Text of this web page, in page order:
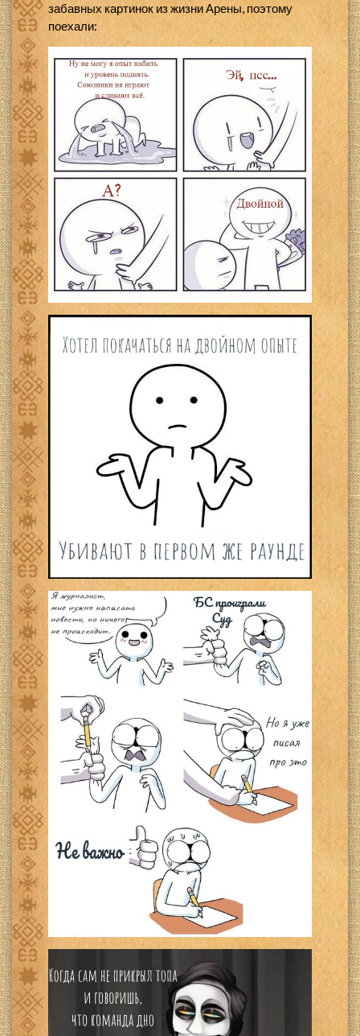
забавных картинок из жизни Арены, поэтому
поехали: